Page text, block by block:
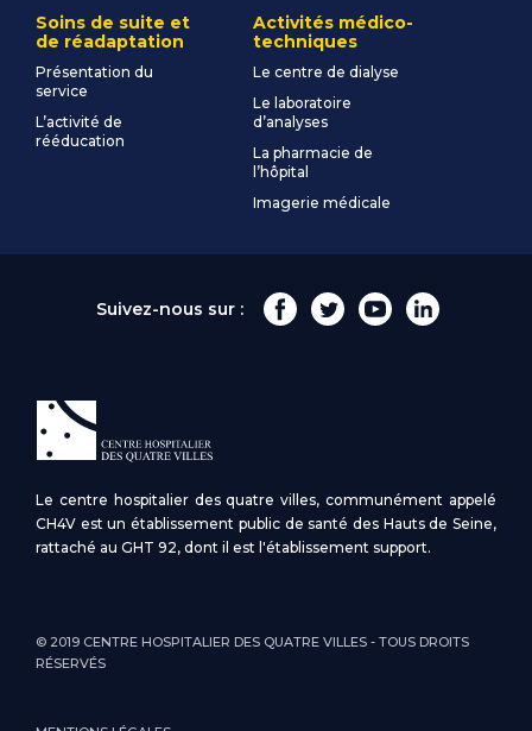
Soins de suite et
de réadaptation
Présentation du
service
L’activité de
rééducation
Activités médico-
techniques
Le centre de dialyse
Le laboratoire
d’analyses
La pharmacie de
l’hôpital
Imagerie médicale
Suivez-nous sur :
Le centre hospitalier des quatre villes, communément appelé
CH4V est un établissement public de santé des Hauts de Seine,
rattaché au GHT 92, dont il est l'établissement support.
© 2019 CENTRE HOSPITALIER DES QUATRE VILLES - TOUS DROITS
RÉSERVÉS